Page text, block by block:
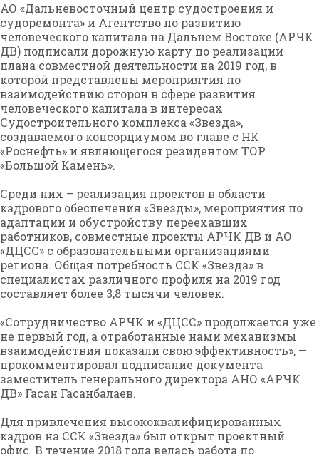
АО «Дальневосточный центр судостроения и
судоремонта» и Агентство по развитию
человеческого капитала на Дальнем Востоке (АРЧК
ДВ) подписали дорожную карту по реализации
плана совместной деятельности на 2019 год, в
которой представлены мероприятия по
взаимодействию сторон в сфере развития
человеческого капитала в интересах
Судостроительного комплекса «Звезда»,
создаваемого консорциумом во главе с НК
«Роснефть» и являющегося резидентом ТОР
«Большой Камень».
Среди них – реализация проектов в области
кадрового обеспечения «Звезды», мероприятия по
адаптации и обустройству переехавших
работников, совместные проекты АРЧК ДВ и АО
«ДЦСС» с образовательными организациями
региона. Общая потребность ССК «Звезда» в
специалистах различного профиля на 2019 год
составляет более 3,8 тысячи человек.
«Сотрудничество АРЧК и «ДЦСС» продолжается уже
не первый год, а отработанные нами механизмы
взаимодействия показали свою эффективность», —
прокомментировал подписание документа
заместитель генерального директора АНО «АРЧК
ДВ» Гасан Гасанбалаев.
Для привлечения высококвалифицированных
кадров на ССК «Звезда» был открыт проектный
офис. В течение 2018 года велась работа по